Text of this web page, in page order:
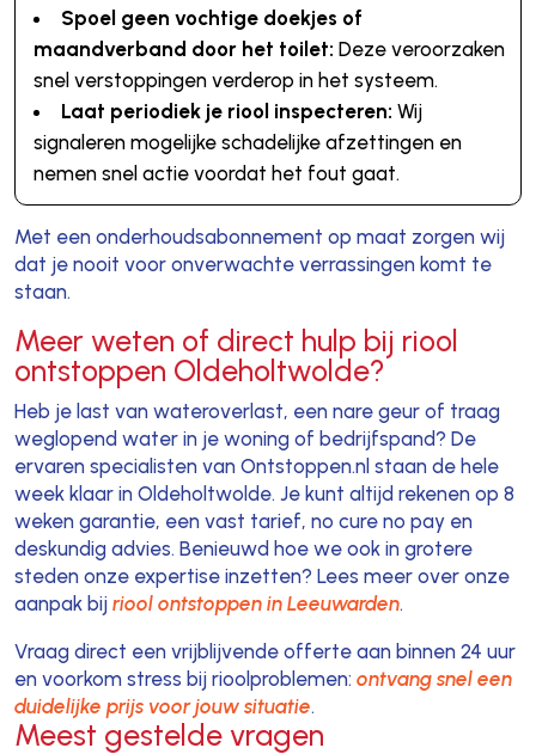
Spoel geen vochtige doekjes of
maandverband door het toilet: Deze veroorzaken
snel verstoppingen verderop in het systeem.
Laat periodiek je riool inspecteren: Wij
signaleren mogelijke schadelijke afzettingen en
nemen snel actie voordat het fout gaat.
Met een onderhoudsabonnement op maat zorgen wij
dat je nooit voor onverwachte verrassingen komt te
staan.
Meer weten of direct hulp bij riool
ontstoppen Oldeholtwolde?
Heb je last van wateroverlast, een nare geur of traag
weglopend water in je woning of bedrijfspand? De
ervaren specialisten van Ontstoppen.nl staan de hele
week klaar in Oldeholtwolde. Je kunt altijd rekenen op 8
weken garantie, een vast tarief, no cure no pay en
deskundig advies. Benieuwd hoe we ook in grotere
steden onze expertise inzetten? Lees meer over onze
aanpak bij riool ontstoppen in Leeuwarden.
Vraag direct een vrijblijvende offerte aan binnen 24 uur
en voorkom stress bij rioolproblemen: ontvang snel een
duidelijke prijs voor jouw situatie.
Meest gestelde vragen